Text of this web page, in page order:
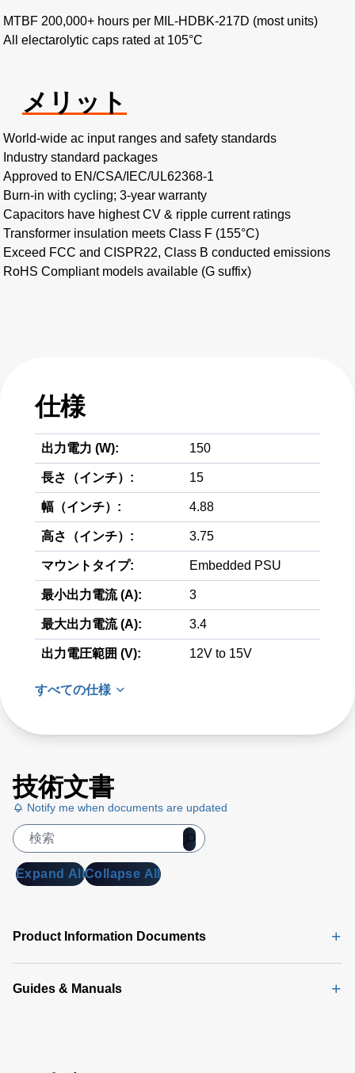
MTBF 200,000+ hours per MIL-HDBK-217D (most units)
All electarolytic caps rated at 105°C
メリット
World-wide ac input ranges and safety standards
Industry standard packages
Approved to EN/CSA/IEC/UL62368-1
Burn-in with cycling; 3-year warranty
Capacitors have highest CV & ripple current ratings
Transformer insulation meets Class F (155°C)
Exceed FCC and CISPR22, Class B conducted emissions
RoHS Compliant models available (G suffix)
仕様
出力電力 (W): 150
長さ（インチ）: 15
幅（インチ）: 4.88
高さ（インチ）: 3.75
マウントタイプ: Embedded PSU
最小出力電流 (A): 3
最大出力電流 (A): 3.4
出力電圧範囲 (V): 12V to 15V
すべての仕様
技術文書
Notify me when documents are updated
Expand AllCollapse All
Product Information Documents
Guides & Manuals